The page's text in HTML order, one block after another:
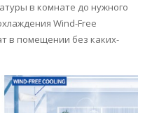
в комнате до нужного
Wind-Free
в помещении без каких-